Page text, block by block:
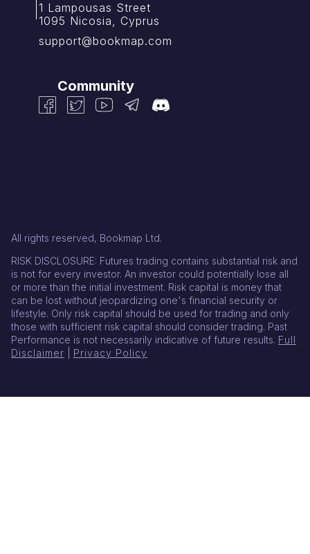
1 Lampousas Street
1095 Nicosia, Cyprus
support@bookmap.com
Community
All rights reserved, Bookmap Ltd.
RISK DISCLOSURE: Futures trading contains substantial risk and
is not for every investor. An investor could potentially lose all
or more than the initial investment. Risk capital is money that
can be lost without jeopardizing one's financial security or
lifestyle. Only risk capital should be used for trading and only
those with sufficient risk capital should consider trading. Past
Performance is not necessarily indicative of future results. Full
Disclaimer
Privacy Policy